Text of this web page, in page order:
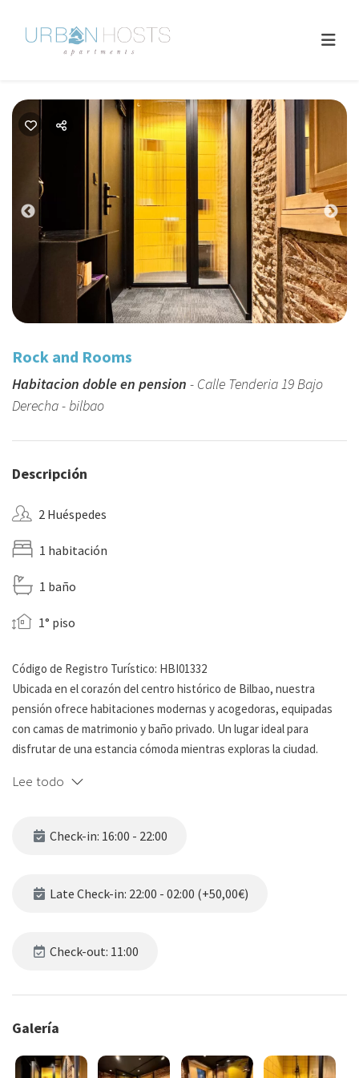
Rock and Rooms
Habitacion doble en pension - Calle Tenderia 19 Bajo
Derecha - bilbao
Descripción
2 Huéspedes
1 habitación
1 baño
1° piso
Código de Registro Turístico: HBI01332
Ubicada en el corazón del centro histórico de Bilbao, nuestra
pensión ofrece habitaciones modernas y acogedoras, equipadas
con camas de matrimonio y baño privado. Un lugar ideal para
disfrutar de una estancia cómoda mientras exploras la ciudad.
Registro legal de viajeros:
requerimos los datos de identificación de todos los viajeros. Esta
En nuestra pensión te ofrecemos varios servicios hoteleros
Gestión de traslados al aeropuerto
Posibilidad de solicitar limpiezas adicionales durante la estancia
Lee todo
Check-in: 16:00 - 22:00
Late Check-in: 22:00 - 02:00 (+50,00€)
Check-out: 11:00
Galería